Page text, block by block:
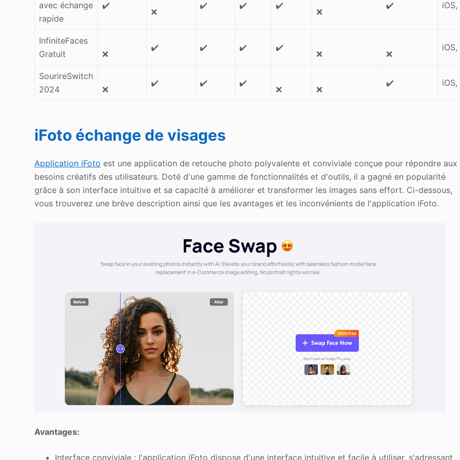
avec échange
rapide
✔️
❌
✔️ ✔️ ✔️
❌
✔️ iOS,
InfiniteFaces
Gratuit
❌
✔️ ✔️ ✔️ ✔️
❌ ❌
iOS,
SourireSwitch
2024
❌
✔️ ✔️ ✔️
❌ ❌
✔️ iOS,
iFoto échange de visages
Application iFoto est une application de retouche photo polyvalente et conviviale conçue pour répondre aux
besoins créatifs des utilisateurs. Doté d'une gamme de fonctionnalités et d'outils, il a gagné en popularité
grâce à son interface intuitive et sa capacité à améliorer et transformer les images sans effort. Ci-dessous,
vous trouverez une brève description ainsi que les avantages et les inconvénients de l'application iFoto.
Avantages:
Interface conviviale : l'application iFoto dispose d'une interface intuitive et facile à utiliser, s'adressant